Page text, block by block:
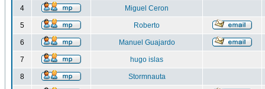
4 Miguel Ceron
5 Roberto
6 Manuel Guajardo
7 hugo islas
8 Stormnauta